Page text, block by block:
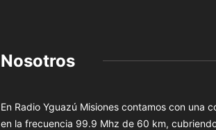
Nosotros
En Radio Yguazú Misiones contamos con una
en la frecuencia 99.9 Mhz de 60 km,